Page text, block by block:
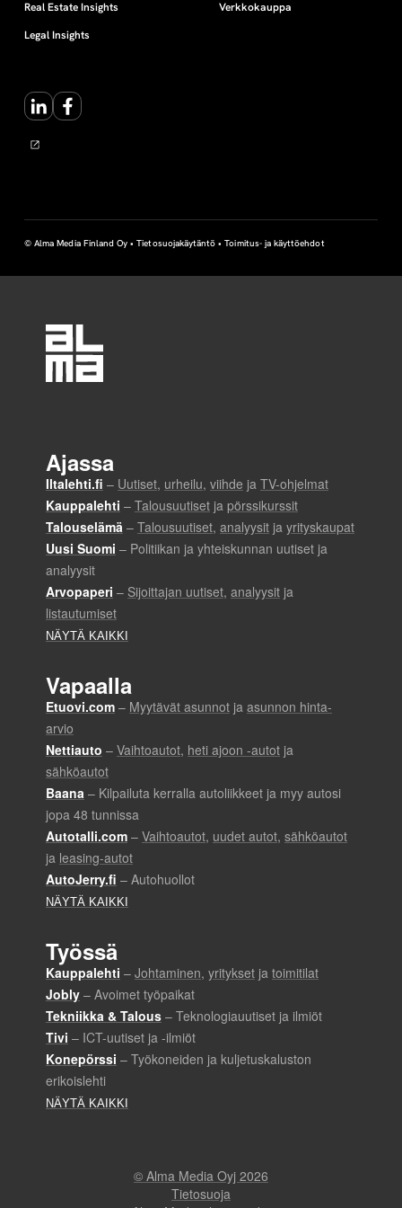
Real Estate Insights
Legal Insights
Verkkokauppa
LinkedInFacebook
© Alma Media Finland Oy •Tietosuojakäytäntö •Toimitus- ja käyttöehdot